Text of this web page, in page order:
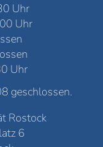
Uhr
Uhr
Uhr
geschlossen.
Rostock
6